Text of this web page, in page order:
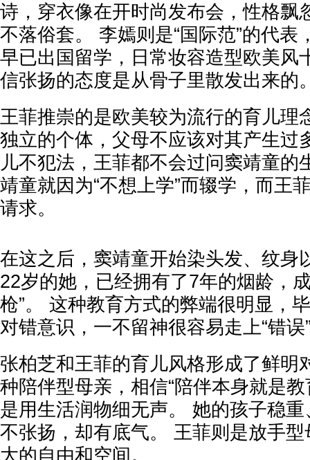
诗，穿衣像在开时尚发布会，性格飘
不落俗套。 李嫣则是“国际范”的代表
早已出国留学，日常妆容造型欧美风
信张扬的态度是从骨子里散发出来的
王菲推崇的是欧美较为流行的育儿理
独立的个体，父母不应该对其产生过
儿不犯法，王菲都不会过问窦靖童的
靖童就因为“不想上学”而辍学，而王
请求。
在这之后，窦靖童开始染头发、纹身
22岁的她，已经拥有了7年的烟龄，
枪”。 这种教育方式的弊端很明显，
对错意识，一不留神很容易走上“错误
张柏芝和王菲的育儿风格形成了鲜明
种陪伴型母亲，相信“陪伴本身就是
是用生活润物细无声。 她的孩子稳
不张扬，却有底气。 王菲则是放手
大的自由和空间。